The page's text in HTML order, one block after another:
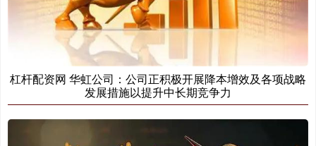
杠杆配资网 华虹公司：公司正积极开展降本增效及各项战略
发展措施以提升中长期竞争力